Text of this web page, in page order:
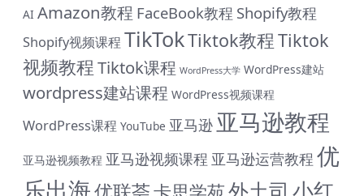
AI Amazon教程 FaceBook教程 Shopify教程
Shopify视频课程TikTokTiktok教程Tiktok
视频教程Tiktok课程 WordPress大学 WordPress建站
wordpress建站课程 WordPress视频课程
WordPress课程 YouTube 亚马逊 亚马逊教程
亚马逊视频教程 亚马逊视频课程 亚马逊运营教程 优